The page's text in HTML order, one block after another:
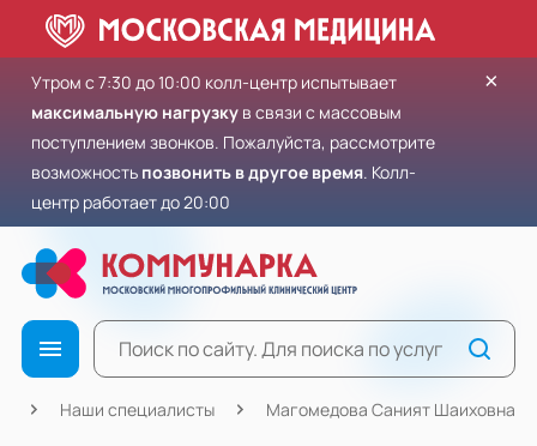
Утром с 7:30 до 10:00 колл-центр испытывает
максимальную нагрузку в связи с массовым
поступлением звонков. Пожалуйста, рассмотрите
возможность позвонить в другое время. Колл-
центр работает до 20:00
×
Наши специалисты Магомедова Саният Шаиховна